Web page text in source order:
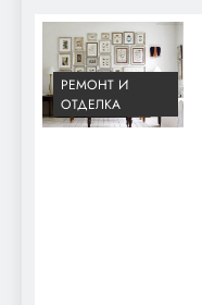
РЕМОНТ И
ОТДЕЛКА